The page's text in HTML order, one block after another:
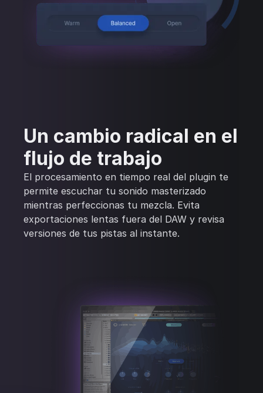
Un cambio radical en el
flujo de trabajo
El procesamiento en tiempo real del plugin te
permite escuchar tu sonido masterizado
mientras perfeccionas tu mezcla. Evita
exportaciones lentas fuera del DAW y revisa
versiones de tus pistas al instante.